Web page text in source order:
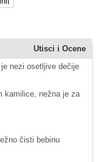
Utisci i Ocene
nezi osetljive dečije
kamilice, nežna je za
čisti bebinu